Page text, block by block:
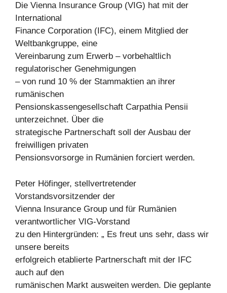
Die Vienna Insurance Group (VIG) hat mit der
International
Finance Corporation (IFC), einem Mitglied der
Weltbankgruppe, eine
Vereinbarung zum Erwerb – vorbehaltlich
regulatorischer Genehmigungen
– von rund 10 % der Stammaktien an ihrer
rumänischen
Pensionskassengesellschaft Carpathia Pensii
unterzeichnet. Über die
strategische Partnerschaft soll der Ausbau der
freiwilligen privaten
Pensionsvorsorge in Rumänien forciert werden.
Peter Höfinger, stellvertretender
Vorstandsvorsitzender der
Vienna Insurance Group und für Rumänien
verantwortlicher VIG-Vorstand
zu den Hintergründen: „ Es freut uns sehr, dass wir
unsere bereits
erfolgreich etablierte Partnerschaft mit der IFC
auch auf den
rumänischen Markt ausweiten werden. Die geplante